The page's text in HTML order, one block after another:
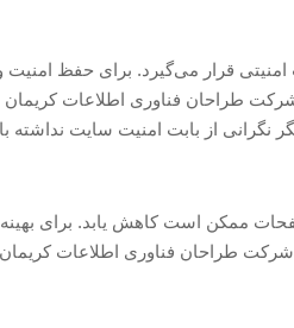
قرار می‌گیرد. برای حفظ امنیت
طراحان فناوری اطلاعات کریمان
نگرانی از بابت امنیت سایت نداشته
ممکن است کاهش یابد. برای
طراحان فناوری اطلاعات